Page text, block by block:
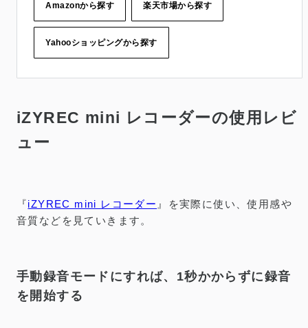
Amazonから探す 楽天市場から探す
Yahooショッピングから探す
iZYREC mini レコーダーの使用レビ
ュー
『iZYREC mini レコーダー 』を実際に使い、使用感や
音質などを見ていきます。
手動録音モードにすれば、1秒かからずに録音
を開始する